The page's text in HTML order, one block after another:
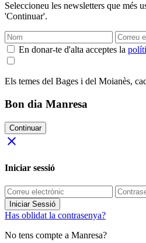
Seleccioneu les newsletters que més
'Continuar'.
En donar-te d'alta acceptes la
Els temes del Bages i del Moianès,
Bon dia Manresa
Continuar
close
Iniciar sessió
Iniciar Sessió
Has oblidat la contrasenya?
No tens compte a Manresa?